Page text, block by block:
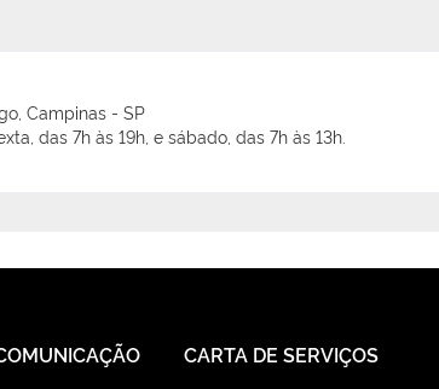
Campinas - SP
das 7h às 19h, e sábado, das 7h às 13h.
CARTA DE SERVIÇOS